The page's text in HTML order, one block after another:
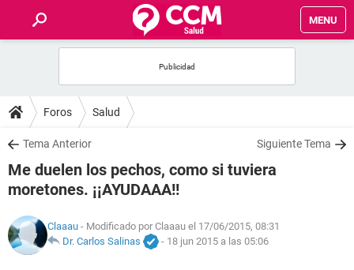
MENU
FOROS
SALUD
FAMILIA
NUTRICIÓN
Foros Salud
Tema Anterior Siguiente Tema
Me duelen los pechos, como si tuviera
moretones. ¡¡AYUDAAA!!
Claaau - Modificado por Claaau el 17/06/2015, 08:31
Dr. Carlos Salinas
- 18 jun 2015 a las 05:06